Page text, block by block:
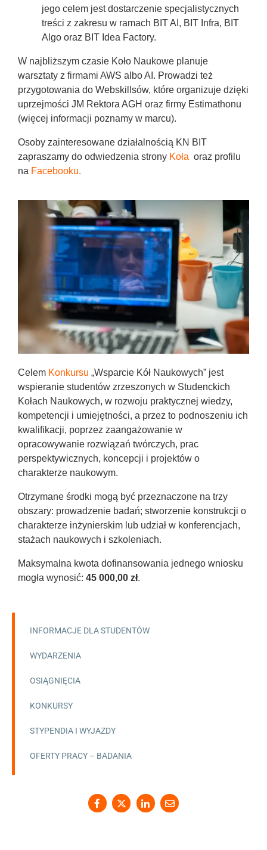
jego celem jest dostarczenie specjalistycznych
treści z zakresu w ramach BIT AI, BIT Infra, BIT
Algo oraz BIT Idea Factory.
W najbliższym czasie Koło Naukowe planuje
warsztaty z firmami AWS albo AI. Prowadzi też
przygotowania do Webskillsów, które organizuje dzięki
uprzejmości JM Rektora AGH oraz firmy Estimathonu
(więcej informacji poznamy w marcu).
Osoby zainteresowane działalnością KN BIT
zapraszamy do odwiedzenia strony Koła oraz profilu
na Facebooku.
Celem Konkursu „Wsparcie Kół Naukowych” jest
wspieranie studentów zrzeszonych w Studenckich
Kołach Naukowych, w rozwoju praktycznej wiedzy,
kompetencji i umiejętności, a przez to podnoszeniu ich
kwalifikacji, poprzez zaangażowanie w
opracowywanie rozwiązań twórczych, prac
perspektywicznych, koncepcji i projektów o
charakterze naukowym.
Otrzymane środki mogą być przeznaczone na trzy
obszary: prowadzenie badań; stworzenie konstrukcji o
charakterze inżynierskim lub udział w konferencjach,
stażach naukowych i szkoleniach.
Maksymalna kwota dofinansowania jednego wniosku
mogła wynosić: 45 000,00 zł.
INFORMACJE DLA STUDENTÓW
WYDARZENIA
OSIĄGNIĘCIA
KONKURSY
STYPENDIA I WYJAZDY
OFERTY PRACY – BADANIA